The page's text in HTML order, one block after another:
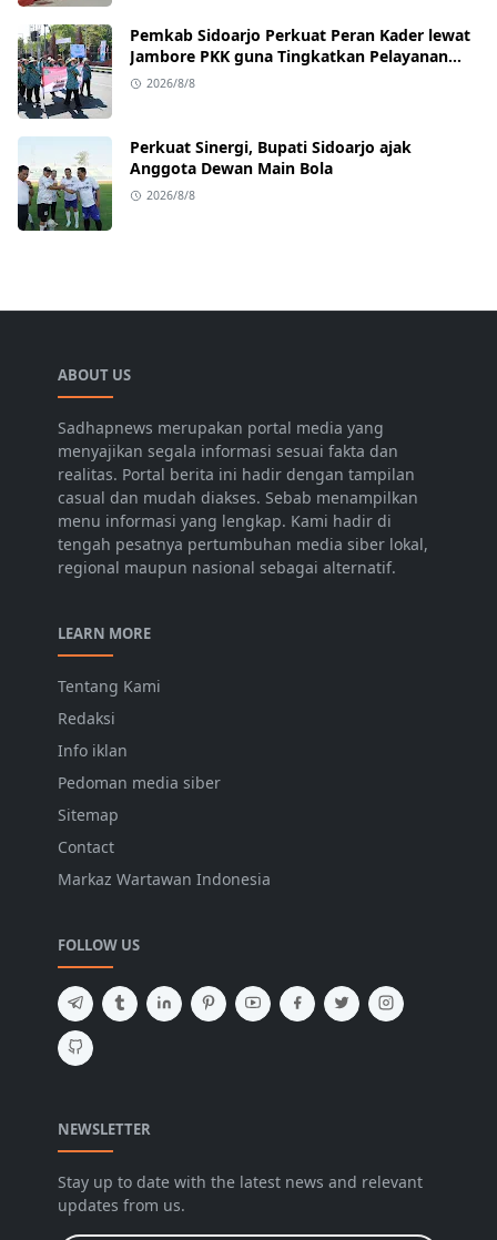
Pemkab Sidoarjo Perkuat Peran Kader lewat
Jambore PKK guna Tingkatkan Pelayanan
Masyarakat
2026/8/8
Perkuat Sinergi, Bupati Sidoarjo ajak
Anggota Dewan Main Bola
2026/8/8
ABOUT US
Sadhapnews merupakan portal media yang
menyajikan segala informasi sesuai fakta dan
realitas. Portal berita ini hadir dengan tampilan
casual dan mudah diakses. Sebab menampilkan
menu informasi yang lengkap. Kami hadir di
tengah pesatnya pertumbuhan media siber lokal,
regional maupun nasional sebagai alternatif.
LEARN MORE
Tentang Kami
Redaksi
Info iklan
Pedoman media siber
Sitemap
Contact
Markaz Wartawan Indonesia
FOLLOW US
NEWSLETTER
Stay up to date with the latest news and relevant
updates from us.